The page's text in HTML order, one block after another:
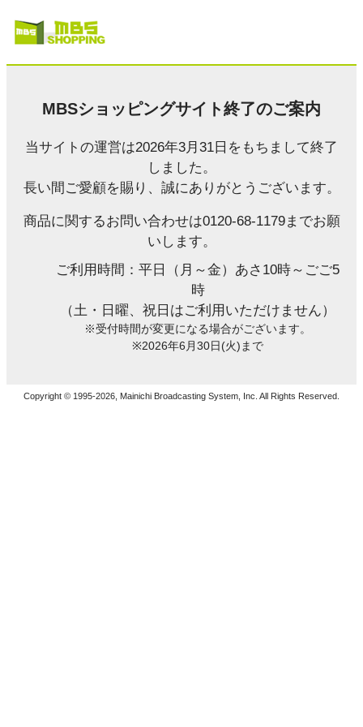
MBSショッピングサイト終了のご案内
当サイトの運営は2026年3月31日をもちまして終了
しました。
長い間ご愛顧を賜り、誠にありがとうございます。
商品に関するお問い合わせは0120-68-1179までお願
いします。
ご利用時間：平日（月～金）あさ10時～ごご5
時
（土・日曜、祝日はご利用いただけません）
※受付時間が変更になる場合がございます。
※2026年6月30日(火)まで
Copyright © 1995-2026, Mainichi Broadcasting System, Inc. All Rights Reserved.